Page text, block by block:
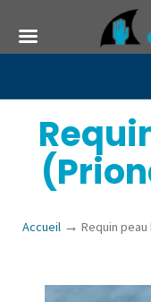
Accueil → Requin